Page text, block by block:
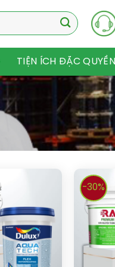
TIỆN ÍCH ĐẶC QUYỀN
-30%